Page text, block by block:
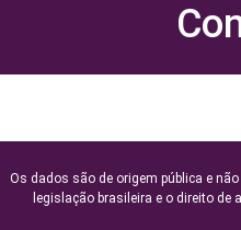
Os dados são de origem pública e
legislação brasileira e o direito